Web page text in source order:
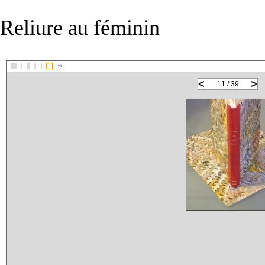
Reliure au féminin
::>
< >
11 / 39